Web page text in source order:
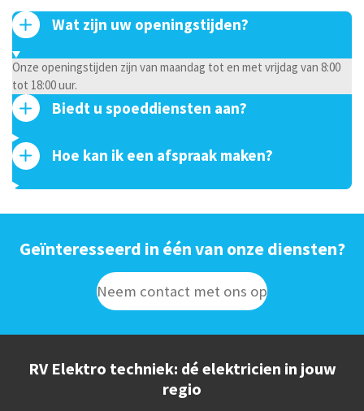
Wat zijn uw openingstijden?
Onze openingstijden zijn van maandag tot en met vrijdag van 8:00
tot 18:00 uur.
Biedt u spoeddiensten aan?
Hoe kan ik een afspraak maken?
Geïnteresseerd in één van onze diensten?
Neem contact met ons op
RV Elektro techniek: dé elektricien in jouw
regio